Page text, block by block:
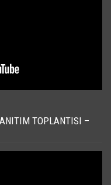
TOPLANTISI –